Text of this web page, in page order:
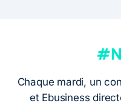
Chaque mardi, un
et Ebusiness